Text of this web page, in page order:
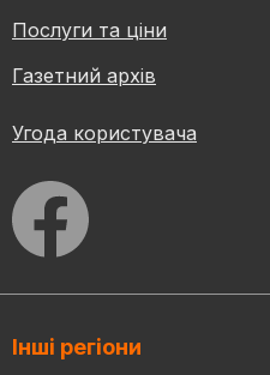
Послуги та ціни
Газетний архів
Угода користувача
Інші регіони